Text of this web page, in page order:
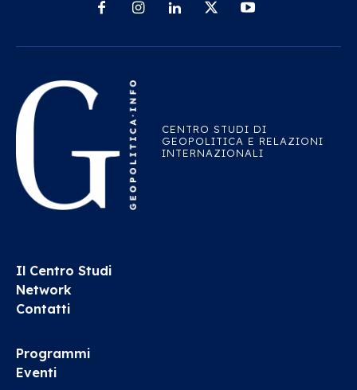
CENTRO STUDI DI
GEOPOLITICA E RELAZIONI
INTERNAZIONALI
Il Centro Studi
Network
Contatti
Programmi
Eventi